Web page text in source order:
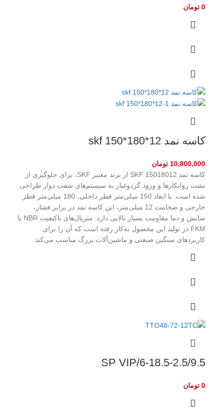
0 تومان
کاسه نمد skf 150*180*12
10,800,000 تومان
کاسه نمد SKF 15018012 از برند معتبر SKF، برای جلوگیری از
نشت روانکارها و ورود گردوغبار به سیستم‌های شفت دوار طراحی
شده است. با ابعاد 150 میلی‌متر قطر داخلی، 180 میلی‌متر قطر
خارجی و ضخامت 12 میلی‌متر، این کاسه نمد در برابر فشار،
سایش و دما مقاومت بسیار بالایی دارد. متریال‌های باکیفیت NBR یا
FKM در تولید این محصول به‌کار رفته است که آن را برای
کاربردهای سنگین صنعتی و ماشین‌آلات بزرگ مناسب می‌کند.
6-18.5-2.5/9.5/SP VIP
0 تومان